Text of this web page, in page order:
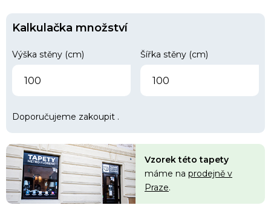
Kalkulačka množství
Výška stěny (cm) Šířka stěny (cm)
Doporučujeme zakoupit .
Vzorek této tapety
máme na prodejně v
Praze.